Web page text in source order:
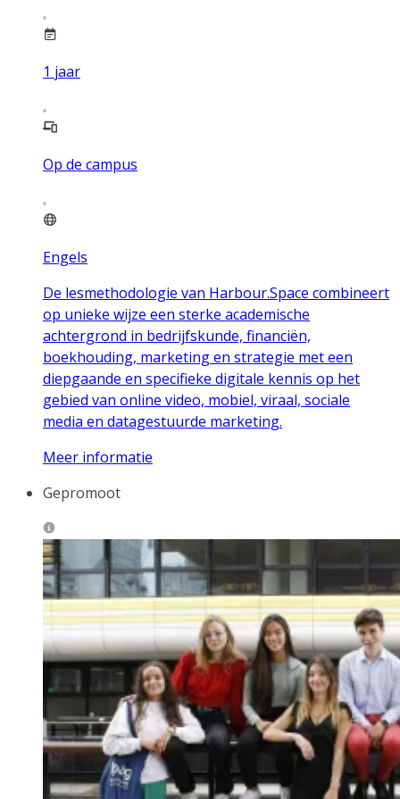
1 jaar
Op de campus
Engels
De lesmethodologie van Harbour.Space combineert
op unieke wijze een sterke academische
achtergrond in bedrijfskunde, financiën,
boekhouding, marketing en strategie met een
diepgaande en specifieke digitale kennis op het
gebied van online video, mobiel, viraal, sociale
media en datagestuurde marketing.
Meer informatie
Gepromoot